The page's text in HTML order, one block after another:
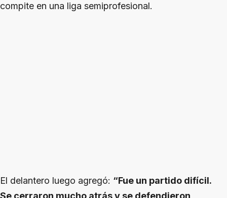
compite en una liga semiprofesional.
El delantero luego agregó: “Fue un partido difícil.
Se cerraron mucho atrás y se defendieron